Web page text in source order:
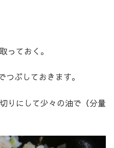
っておく。
ぶしておきます。
りにして少々の油で（分量